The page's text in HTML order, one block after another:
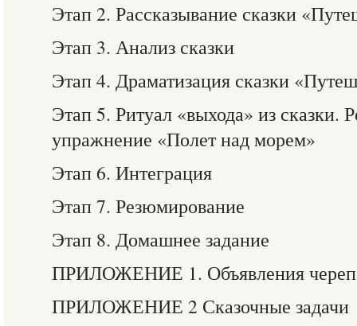
Этап 2. Рассказывание сказки
Этап 3. Анализ сказки
Этап 4. Драматизация сказки
Этап 5. Ритуал «выхода» из сказки.
упражнение «Полет над морем»
Этап 6. Интеграция
Этап 7. Резюмирование
Этап 8. Домашнее задание
ПРИЛОЖЕНИЕ 1. Объявления
ПРИЛОЖЕНИЕ 2 Сказочные задачи